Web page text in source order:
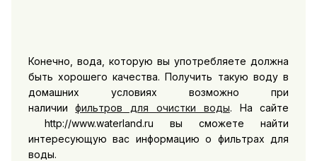
Конечно, вода, которую вы употребляете должна
быть хорошего качества. Получить такую воду в
домашних условиях возможно при
наличиифильтров для очистки воды. На сайте
http://www.waterland.ru вы сможете найти
интересующую вас информацию о фильтрах для
воды.